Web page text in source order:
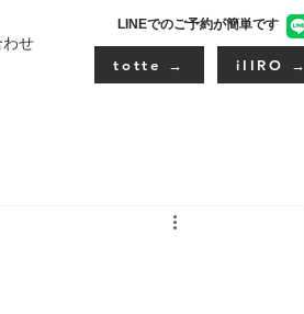
せ
LINEでのご予約が簡単です
totte → iIIRO →